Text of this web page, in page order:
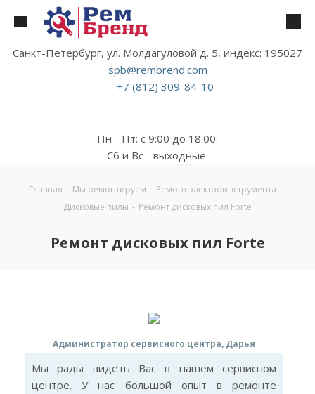
Санкт-Петербург, ул. Молдагуловой д. 5, индекс: 195027
spb@rembrend.com
+7 (812) 309-84-10
Пн - Пт: с 9:00 до 18:00.
Сб и Вс - выходные.
Главная - Мы ремонтируем - Ремонт электроинструмента -
Дисковые пилы - Ремонт дисковых пил Forte
Ремонт дисковых пил Forte
Администратор сервисного центра, Дарья
Мы рады видеть Вас в нашем сервисном
центре. У нас большой опыт в ремонте